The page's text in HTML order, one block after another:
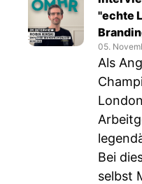
"echte
05.
Als
Bei
selbst